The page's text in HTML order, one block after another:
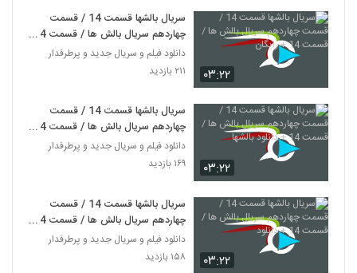
۰۳:۲۲
سریال بالشها قسمت 14 / قسمت
چهاردهم سریال بالش ها / قسمت 14
+ رایگان
دانلود فیلم و سریال جدید و پرطرفدار
۲۱۱ بازدید
۰۳:۲۲
سریال بالشها قسمت 14 / قسمت
چهاردهم سریال بالش ها / قسمت 14
+ دانلود بالشها
دانلود فیلم و سریال جدید و پرطرفدار
۱۶۹ بازدید
۰۳:۲۲
سریال بالشها قسمت 14 / قسمت
چهاردهم سریال بالش ها / قسمت 14
+ دانلود
دانلود فیلم و سریال جدید و پرطرفدار
۱۵۸ بازدید